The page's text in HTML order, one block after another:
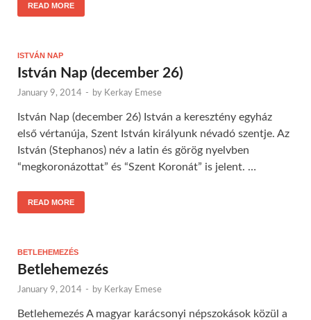
READ MORE
ISTVÁN NAP
István Nap (december 26)
January 9, 2014 - by Kerkay Emese
István Nap (december 26) István a keresztény egyház
első vértanúja, Szent István királyunk névadó szentje. Az
István (Stephanos) név a latin és görög nyelvben
“megkoronázottat” és “Szent Koronát” is jelent. …
READ MORE
BETLEHEMEZÉS
Betlehemezés
January 9, 2014 - by Kerkay Emese
Betlehemezés A magyar karácsonyi népszokások közül a